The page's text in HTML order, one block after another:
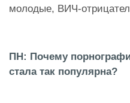
молодые, ВИЧ-
ПН: Почему
стала так популярна?